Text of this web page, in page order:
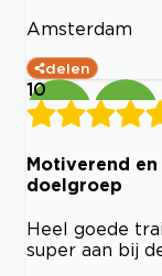
Amsterdam
delen
10
Motiverend
doelgroep
Heel goede
super aan bij